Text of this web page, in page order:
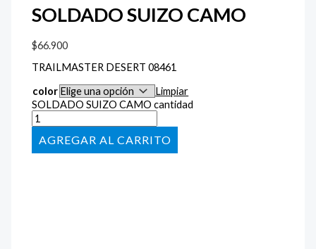
SOLDADO SUIZO CAMO
$66.900
TRAILMASTER DESERT 08461
color
Limpiar
SOLDADO SUIZO CAMO cantidad
AÑADIR AL CARRITO